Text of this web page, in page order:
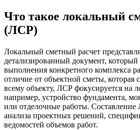
Что такое локальный
(ЛСР)
Локальный сметный расчет
детализированный документ,
выполнения конкретного комплекса
отличие от объектной сметы, которая
всему объекту, ЛСР фокусируется на
например, устройство фундамента,
или отделочные работы. Составление
анализа проектных решений,
ведомостей объемов работ.